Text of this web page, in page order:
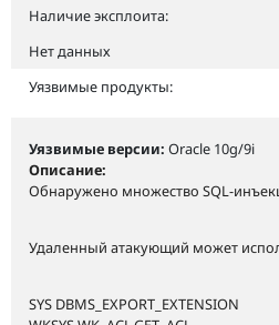
Наличие эксплоита:
Нет данных
Уязвимые продукты:
Уязвимые версии: Oracle 10g/9i
Описание:
Обнаружено множество SQL-
Удаленный атакующий может
SYS DBMS_EXPORT_EXTENSION